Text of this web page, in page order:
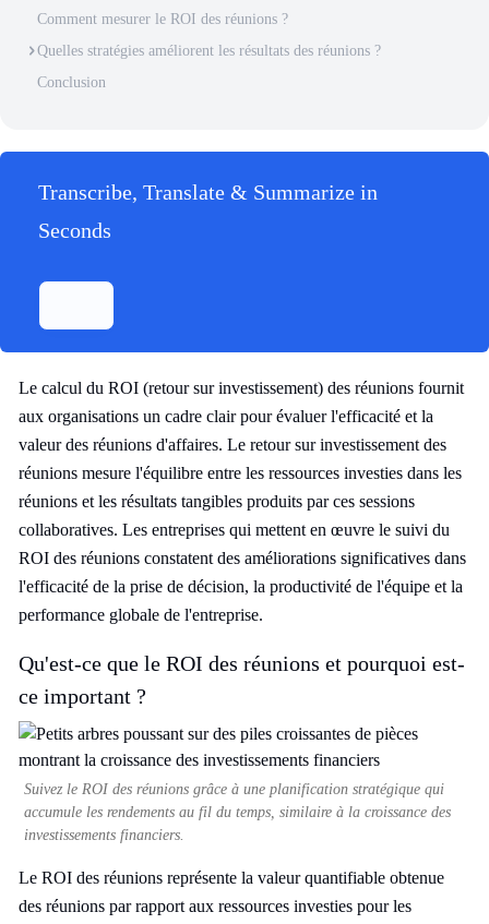
Comment mesurer le ROI des réunions ?
Quelles stratégies améliorent les résultats des réunions ?
Conclusion
Transcribe, Translate & Summarize in
Seconds
Le calcul du ROI (retour sur investissement) des réunions fournit
aux organisations un cadre clair pour évaluer l'efficacité et la
valeur des réunions d'affaires. Le retour sur investissement des
réunions mesure l'équilibre entre les ressources investies dans les
réunions et les résultats tangibles produits par ces sessions
collaboratives. Les entreprises qui mettent en œuvre le suivi du
ROI des réunions constatent des améliorations significatives dans
l'efficacité de la prise de décision, la productivité de l'équipe et la
performance globale de l'entreprise.
Qu'est-ce que le ROI des réunions et pourquoi est-
ce important ?
Suivez le ROI des réunions grâce à une planification stratégique qui
accumule les rendements au fil du temps, similaire à la croissance des
investissements financiers.
Le ROI des réunions représente la valeur quantifiable obtenue
des réunions par rapport aux ressources investies pour les